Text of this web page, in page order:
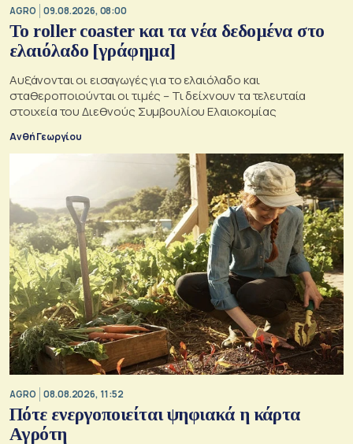
AGRO 09.08.2026, 08:00
Το roller coaster και τα νέα δεδομένα στο
ελαιόλαδο [γράφημα]
Αυξάνονται οι εισαγωγές για το ελαιόλαδο και
σταθεροποιούνται οι τιμές – Τι δείχνουν τα τελευταία
στοιχεία του Διεθνούς Συμβουλίου Ελαιοκομίας
Ανθή Γεωργίου
AGRO 08.08.2026, 11:52
Πότε ενεργοποιείται ψηφιακά η κάρτα
Αγρότη